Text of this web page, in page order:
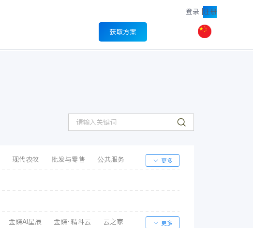
登录 注册
获取方案
现代农牧 批发与零售 公共服务 更多
金蝶AI星辰 金蝶·精斗云 云之家 更多